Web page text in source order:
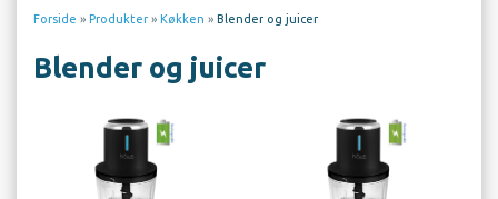
Forside » Produkter » Køkken » Blender og juicer
Blender og juicer